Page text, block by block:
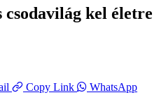
csodavilág kel életre
Copy Link WhatsApp